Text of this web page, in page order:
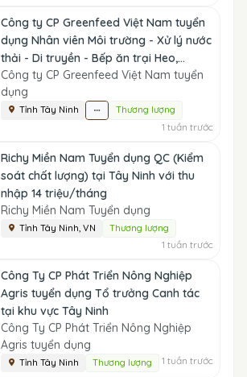
Công ty CP Greenfeed Việt Nam tuyển
dụng Nhân viên Môi trường - Xử lý nước
thải - Di truyền - Bếp ăn trại Heo,...
Công ty CP Greenfeed Việt Nam tuyển
dụng
Tỉnh Tây Ninh Thương lượng
1 tuần trước
Richy Miền Nam Tuyển dụng QC (Kiểm
soát chất lượng) tại Tây Ninh với thu
nhập 14 triệu/tháng
Richy Miền Nam Tuyển dụng
Tỉnh Tây Ninh, VN Thương lượng
1 tuần trước
Công Ty CP Phát Triển Nông Nghiệp
Agris tuyển dụng Tổ trưởng Canh tác
tại khu vực Tây Ninh
Công Ty CP Phát Triển Nông Nghiệp
Agris tuyển dụng
Tỉnh Tây Ninh Thương lượng 1 tuần trước